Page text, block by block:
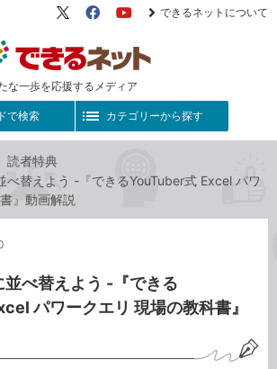
な一歩を応援するメディア
X（旧
FacebookYouTube
できるネットについて
で検索 カテゴリーから探す
読者特典
べ替えよう -『できるYouTuber式 Excel パワ
』動画解説
べ替えよう -『できる
パワークエリ 現場の教科書』